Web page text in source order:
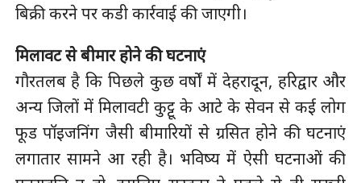
बिक्री करने पर कडी कार्रवाई की जाएगी।
मिलावट से बीमार होने की घटनाएं
गौरतलब है कि पिछले कुछ वर्षों में देहरादून, हरिद्वार और
अन्य जिलों में मिलावटी कुट्टू के आटे के सेवन से कई लोग
फूड पॉइजनिंग जैसी बीमारियों से ग्रसित होने की घटनाएं
लगातार सामने आ रही है। भविष्य में ऐसी घटनाओं की